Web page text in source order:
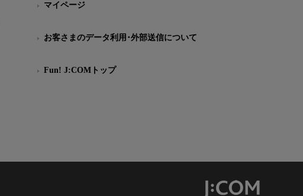
マイページ
お客さまのデータ利用･外部送信について
Fun! J:COMトップ